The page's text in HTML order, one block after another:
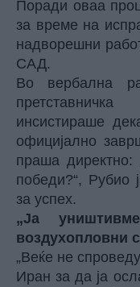
Поради оваа
за време на
надворешни
САД.
Во вербална
инсистираше
официјално
праша директно:
победи?“, Рубио
за успех.
„Ја
воздухопловни
„Веќе не
Иран за да ја